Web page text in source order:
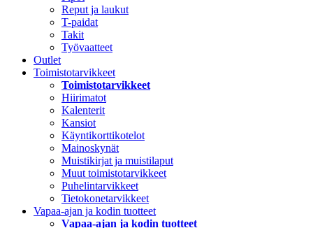
Reput ja laukut
T-paidat
Takit
Työvaatteet
Outlet
Toimistotarvikkeet
Toimistotarvikkeet
Hiirimatot
Kalenterit
Kansiot
Käyntikorttikotelot
Mainoskynät
Muistikirjat ja muistilaput
Muut toimistotarvikkeet
Puhelintarvikkeet
Tietokonetarvikkeet
Vapaa-ajan ja kodin tuotteet
Vapaa-ajan ja kodin tuotteet